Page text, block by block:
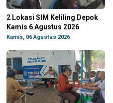
2 Lokasi SIM Keliling Depok
Kamis 6 Agustus 2026
Kamis, 06 Agustus 2026